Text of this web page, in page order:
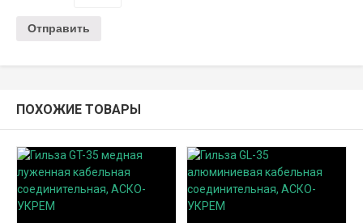
ПОХОЖИЕ ТОВАРЫ